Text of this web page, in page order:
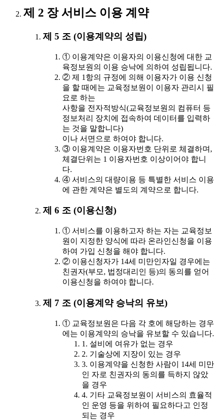
제 2 장 서비스 이용 계약
제 5 조 (이용계약의 성립)
① 이용계약은 이용자의 이용신청에 대한 교
육정보원의 이용 승낙에 의하여 성립됩니다.
② 제 1항의 규정에 의해 이용자가 이용 신청
을 할 때에는 교육정보원이 이용자 관리시 필
요로 하는
사항을 전자적방식(교육정보원의 컴퓨터 등
정보처리 장치에 접속하여 데이터를 입력하
는 것을 말합니다)
이나 서면으로 하여야 합니다.
③ 이용계약은 이용자번호 단위로 체결하며,
체결단위는 1 이용자번호 이상이어야 합니
다.
④ 서비스의 대량이용 등 특별한 서비스 이용
에 관한 계약은 별도의 계약으로 합니다.
제 6 조 (이용신청)
① 서비스를 이용하고자 하는 자는 교육정보
원이 지정한 양식에 따라 온라인신청을 이용
하여 가입 신청을 해야 합니다.
② 이용신청자가 14세 미만인자일 경우에는
친권자(부모, 법정대리인 등)의 동의를 얻어
이용신청을 하여야 합니다.
제 7 조 (이용계약 승낙의 유보)
① 교육정보원은 다음 각 호에 해당하는 경우
에는 이용계약의 승낙을 유보할 수 있습니다.
1. 설비에 여유가 없는 경우
2. 기술상에 지장이 있는 경우
3. 이용계약을 신청한 사람이 14세 미만
인 자로 친권자의 동의를 득하지 않았
을 경우
4. 기타 교육정보원이 서비스의 효율적
인 운영 등을 위하여 필요하다고 인정
되는 경우